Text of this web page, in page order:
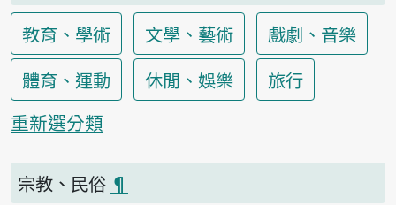
教育、學術
文學、藝術
戲劇、音樂
體育、運動
休閒、娛樂
旅行
重新選分類
宗教、民俗 ¶